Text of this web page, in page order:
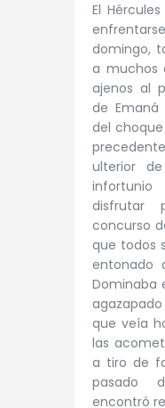
El
domingo,
a muchos
ajenos al
de
del
ulterior
disfrutar
concurso
que todos
entonado
Dominaba
que veía
las
a tiro de
pasado
encontró